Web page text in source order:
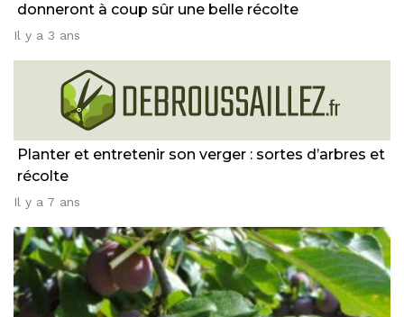
donneront à coup sûr une belle récolte
Il y a 3 ans
Planter et entretenir son verger : sortes d’arbres et
récolte
Il y a 7 ans